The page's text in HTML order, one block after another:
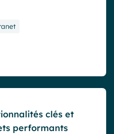
clés et
performants